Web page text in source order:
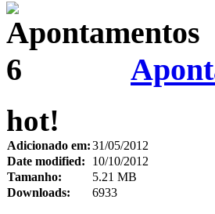
hot!
Adicionado em:31/05/2012
Date modified:
10/10/2012
Tamanho:
5.21 MB
Downloads:
6933